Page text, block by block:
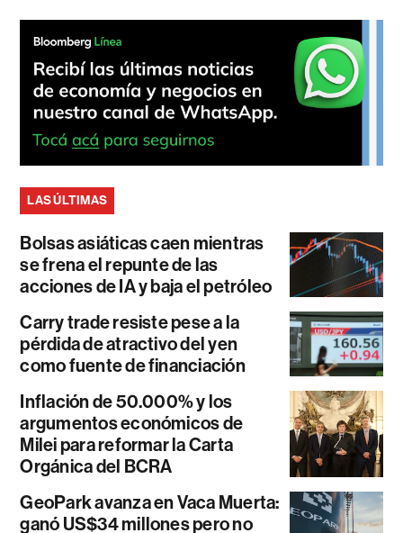
LAS ÚLTIMAS
Bolsas asiáticas caen mientras
se frena el repunte de las
acciones de IA y baja el petróleo
Carry trade resiste pese a la
pérdida de atractivo del yen
como fuente de financiación
Inflación de 50.000% y los
argumentos económicos de
Milei para reformar la Carta
Orgánica del BCRA
GeoPark avanza en Vaca Muerta:
ganó US$34 millones pero no